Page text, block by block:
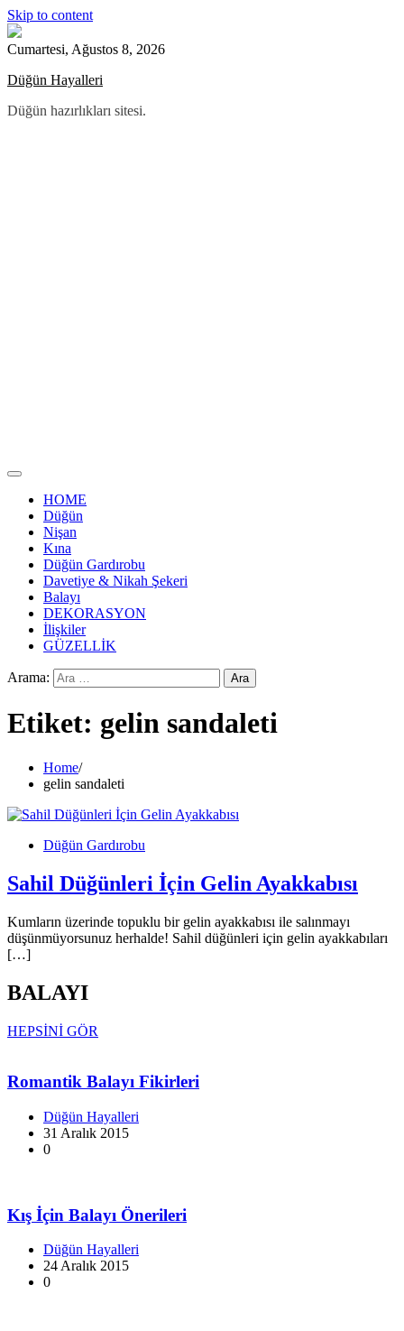
Skip to content
Cumartesi, Ağustos 8, 2026
Düğün Hayalleri
Düğün hazırlıkları sitesi.
HOME
Düğün
Nişan
Kına
Düğün Gardırobu
Davetiye & Nikah Şekeri
Balayı
DEKORASYON
İlişkiler
GÜZELLİK
Arama:
Etiket: gelin sandaleti
Home
gelin sandaleti
Düğün Gardırobu
Sahil Düğünleri İçin Gelin Ayakkabısı
Kumların üzerinde topuklu bir gelin ayakkabısı ile salınmayı
düşünmüyorsunuz herhalde! Sahil düğünleri için gelin ayakkabıları
[…]
BALAYI
HEPSİNİ GÖR
Romantik Balayı Fikirleri
Düğün Hayalleri
31 Aralık 2015
0
Kış İçin Balayı Önerileri
Düğün Hayalleri
24 Aralık 2015
0